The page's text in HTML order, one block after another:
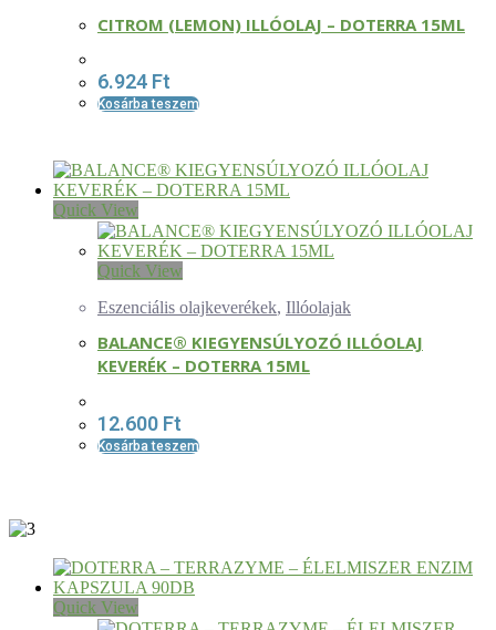
CITROM (LEMON) ILLÓOLAJ – DOTERRA 15ML
6.924 Ft
Kosárba teszem
Quick View
Quick View
Eszenciális olajkeverékek, Illóolajak
BALANCE® KIEGYENSÚLYOZÓ ILLÓOLAJ
KEVERÉK – DOTERRA 15ML
12.600 Ft
Kosárba teszem
Quick View